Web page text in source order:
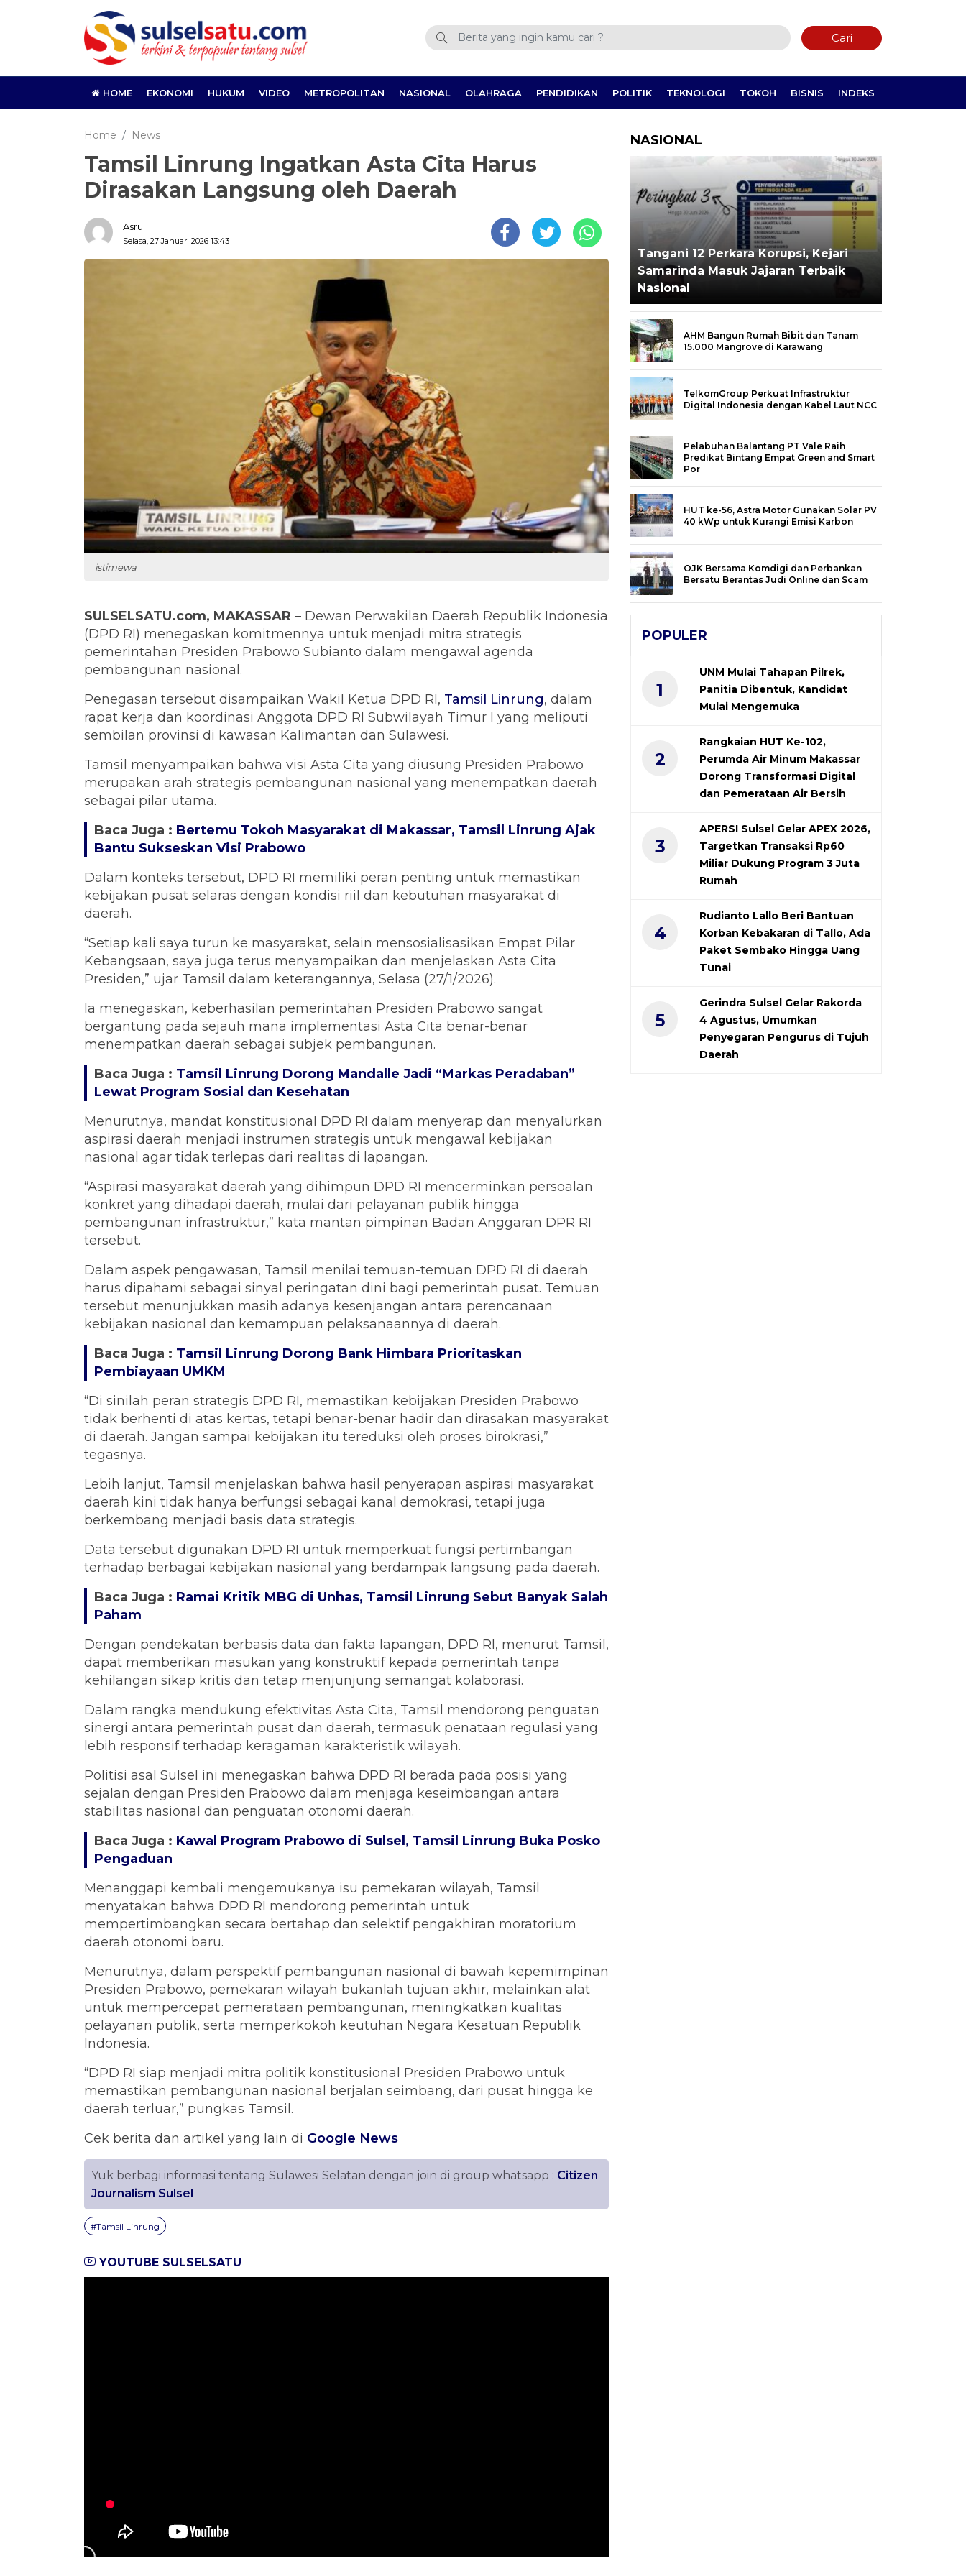
Cari
HOME EKONOMI HUKUM VIDEO METROPOLITAN NASIONAL OLAHRAGA PENDIDIKAN POLITIK TEKNOLOGI TOKOH BISNIS INDEKS
Home News
Tamsil Linrung Ingatkan Asta Cita Harus
Dirasakan Langsung oleh Daerah
Asrul
Selasa, 27 Januari 2026 13:43
istimewa
SULSELSATU.com, MAKASSAR – Dewan Perwakilan Daerah Republik Indonesia
(DPD RI) menegaskan komitmennya untuk menjadi mitra strategis
pemerintahan Presiden Prabowo Subianto dalam mengawal agenda
pembangunan nasional.
Penegasan tersebut disampaikan Wakil Ketua DPD RI, Tamsil Linrung, dalam
rapat kerja dan koordinasi Anggota DPD RI Subwilayah Timur I yang meliputi
sembilan provinsi di kawasan Kalimantan dan Sulawesi.
Tamsil menyampaikan bahwa visi Asta Cita yang diusung Presiden Prabowo
merupakan arah strategis pembangunan nasional yang menempatkan daerah
sebagai pilar utama.
Baca Juga : Bertemu Tokoh Masyarakat di Makassar, Tamsil Linrung Ajak
Bantu Sukseskan Visi Prabowo
Dalam konteks tersebut, DPD RI memiliki peran penting untuk memastikan
kebijakan pusat selaras dengan kondisi riil dan kebutuhan masyarakat di
daerah.
“Setiap kali saya turun ke masyarakat, selain mensosialisasikan Empat Pilar
Kebangsaan, saya juga terus menyampaikan dan menjelaskan Asta Cita
Presiden,” ujar Tamsil dalam keterangannya, Selasa (27/1/2026).
Ia menegaskan, keberhasilan pemerintahan Presiden Prabowo sangat
bergantung pada sejauh mana implementasi Asta Cita benar-benar
menempatkan daerah sebagai subjek pembangunan.
Baca Juga : Tamsil Linrung Dorong Mandalle Jadi “Markas Peradaban”
Lewat Program Sosial dan Kesehatan
Menurutnya, mandat konstitusional DPD RI dalam menyerap dan menyalurkan
aspirasi daerah menjadi instrumen strategis untuk mengawal kebijakan
nasional agar tidak terlepas dari realitas di lapangan.
“Aspirasi masyarakat daerah yang dihimpun DPD RI mencerminkan persoalan
konkret yang dihadapi daerah, mulai dari pelayanan publik hingga
pembangunan infrastruktur,” kata mantan pimpinan Badan Anggaran DPR RI
tersebut.
Dalam aspek pengawasan, Tamsil menilai temuan-temuan DPD RI di daerah
harus dipahami sebagai sinyal peringatan dini bagi pemerintah pusat. Temuan
tersebut menunjukkan masih adanya kesenjangan antara perencanaan
kebijakan nasional dan kemampuan pelaksanaannya di daerah.
Baca Juga : Tamsil Linrung Dorong Bank Himbara Prioritaskan
Pembiayaan UMKM
“Di sinilah peran strategis DPD RI, memastikan kebijakan Presiden Prabowo
tidak berhenti di atas kertas, tetapi benar-benar hadir dan dirasakan masyarakat
di daerah. Jangan sampai kebijakan itu tereduksi oleh proses birokrasi,”
tegasnya.
Lebih lanjut, Tamsil menjelaskan bahwa hasil penyerapan aspirasi masyarakat
daerah kini tidak hanya berfungsi sebagai kanal demokrasi, tetapi juga
berkembang menjadi basis data strategis.
Data tersebut digunakan DPD RI untuk memperkuat fungsi pertimbangan
terhadap berbagai kebijakan nasional yang berdampak langsung pada daerah.
Baca Juga : Ramai Kritik MBG di Unhas, Tamsil Linrung Sebut Banyak Salah
Paham
Dengan pendekatan berbasis data dan fakta lapangan, DPD RI, menurut Tamsil,
dapat memberikan masukan yang konstruktif kepada pemerintah tanpa
kehilangan sikap kritis dan tetap menjunjung semangat kolaborasi.
Dalam rangka mendukung efektivitas Asta Cita, Tamsil mendorong penguatan
sinergi antara pemerintah pusat dan daerah, termasuk penataan regulasi yang
lebih responsif terhadap keragaman karakteristik wilayah.
Politisi asal Sulsel ini menegaskan bahwa DPD RI berada pada posisi yang
sejalan dengan Presiden Prabowo dalam menjaga keseimbangan antara
stabilitas nasional dan penguatan otonomi daerah.
Baca Juga : Kawal Program Prabowo di Sulsel, Tamsil Linrung Buka Posko
Pengaduan
Menanggapi kembali mengemukanya isu pemekaran wilayah, Tamsil
menyatakan bahwa DPD RI mendorong pemerintah untuk
mempertimbangkan secara bertahap dan selektif pengakhiran moratorium
daerah otonomi baru.
Menurutnya, dalam perspektif pembangunan nasional di bawah kepemimpinan
Presiden Prabowo, pemekaran wilayah bukanlah tujuan akhir, melainkan alat
untuk mempercepat pemerataan pembangunan, meningkatkan kualitas
pelayanan publik, serta memperkokoh keutuhan Negara Kesatuan Republik
Indonesia.
“DPD RI siap menjadi mitra politik konstitusional Presiden Prabowo untuk
memastikan pembangunan nasional berjalan seimbang, dari pusat hingga ke
daerah terluar,” pungkas Tamsil.
Cek berita dan artikel yang lain di Google News
Yuk berbagi informasi tentang Sulawesi Selatan dengan join di group whatsapp : Citizen
Journalism Sulsel
#Tamsil Linrung
YOUTUBE SULSELSATU
NASIONAL
Tangani 12 Perkara Korupsi, Kejari
Samarinda Masuk Jajaran Terbaik
Nasional
AHM Bangun Rumah Bibit dan Tanam
15.000 Mangrove di Karawang
TelkomGroup Perkuat Infrastruktur
Digital Indonesia dengan Kabel Laut NCC
Pelabuhan Balantang PT Vale Raih
Predikat Bintang Empat Green and Smart
Por
HUT ke-56, Astra Motor Gunakan Solar PV
40 kWp untuk Kurangi Emisi Karbon
OJK Bersama Komdigi dan Perbankan
Bersatu Berantas Judi Online dan Scam
POPULER
1
UNM Mulai Tahapan Pilrek,
Panitia Dibentuk, Kandidat
Mulai Mengemuka
2
Rangkaian HUT Ke-102,
Perumda Air Minum Makassar
Dorong Transformasi Digital
dan Pemerataan Air Bersih
3
APERSI Sulsel Gelar APEX 2026,
Targetkan Transaksi Rp60
Miliar Dukung Program 3 Juta
Rumah
4
Rudianto Lallo Beri Bantuan
Korban Kebakaran di Tallo, Ada
Paket Sembako Hingga Uang
Tunai
5
Gerindra Sulsel Gelar Rakorda
4 Agustus, Umumkan
Penyegaran Pengurus di Tujuh
Daerah